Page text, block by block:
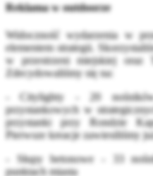
Reklama w outdoorze
Widoczność wydarzenia w
elementem strategii.
w przestrzeni miejskiej oraz
Zdecydowaliśmy się na:
- Citylighty - 20
przystankowych w
przystanki przy Rondzie
Pierwsze kreacje zawiesiliśmy
- Słupy betonowe - 33
punktach miasta